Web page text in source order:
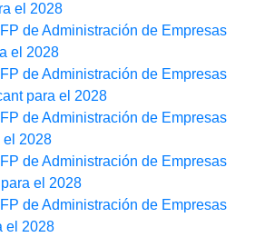
el 2028
de Administración de Empresas
el 2028
de Administración de Empresas
para el 2028
de Administración de Empresas
el 2028
de Administración de Empresas
el 2028
de Administración de Empresas
el 2028